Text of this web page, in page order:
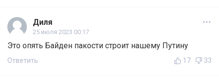
Диля
25 июля 2023 00:17
Это опять Байден пакости строит нашему Путину
Ответить 17 33